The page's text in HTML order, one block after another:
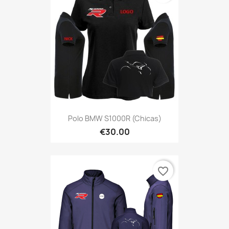
Polo BMW S1000R (Chicas)
€30.00
favorite_border